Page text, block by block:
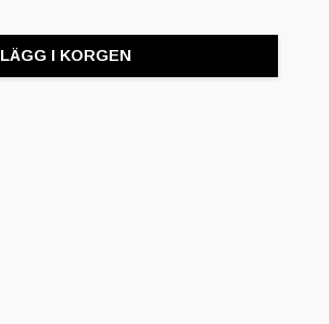
LÄGG I KORGEN